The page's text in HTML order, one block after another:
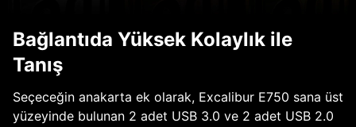
Bağlantıda Yüksek Kolaylık ile
Tanış
Seçeceğin anakarta ek olarak, Excalibur E750 sana üst
yüzeyinde bulunan 2 adet USB 3.0 ve 2 adet USB 2.0